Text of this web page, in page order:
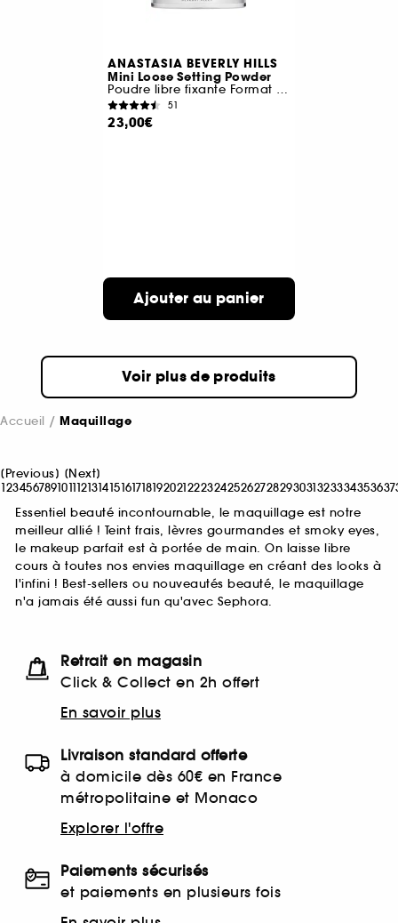
ANASTASIA BEVERLY HILLS
Mini Loose Setting Powder
Poudre libre fixante Format Voyage
51
23,00€
Ajouter au panier
Voir plus de produits
Accueil Maquillage
[Previous] [Next]
12345678910111213141516171819202122232425262728293031323334353637
Essentiel beauté incontournable, le maquillage est notre
meilleur allié ! Teint frais, lèvres gourmandes et smoky eyes,
le makeup parfait est à portée de main. On laisse libre
cours à toutes nos envies maquillage en créant des looks à
l'infini ! Best-sellers ou nouveautés beauté, le maquillage
n'a jamais été aussi fun qu'avec Sephora.
Retrait en magasin
Click & Collect en 2h offert
En savoir plus
Livraison standard offerte
à domicile dès 60€ en France
métropolitaine et Monaco
Explorer l'offre
Paiements sécurisés
et paiements en plusieurs fois